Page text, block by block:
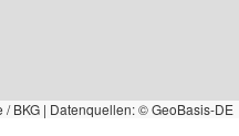
BKG | Datenquellen: © GeoBasis-DE